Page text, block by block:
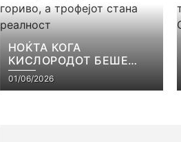
НОЌТА КОГА
КИСЛОРОДОТ БЕШЕ
ЛУКСУЗ, ПУБЛИКАТА
ГОРИВО, А ТРОФЕЈОТ
01/06/2026